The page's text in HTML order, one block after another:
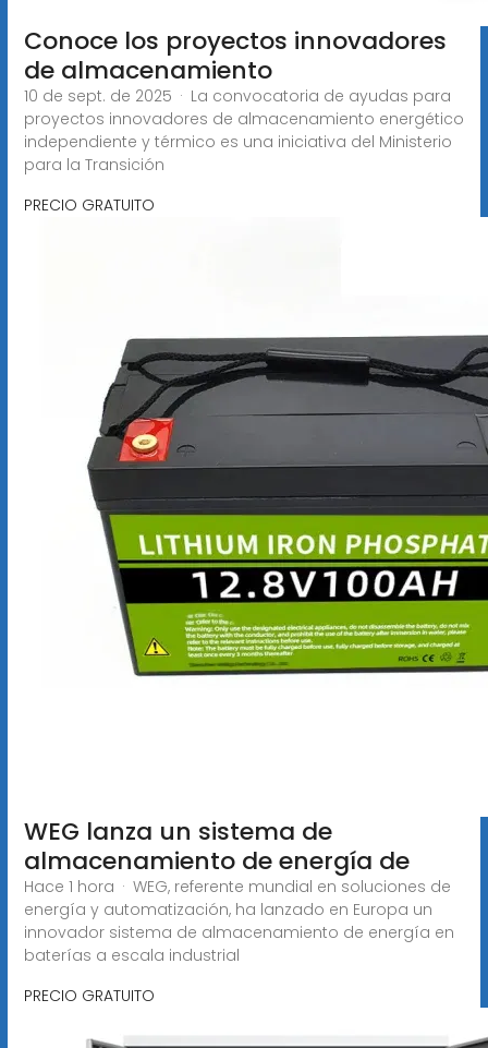
Conoce los proyectos innovadores
de almacenamiento
10 de sept. de 2025 · La convocatoria de ayudas para
proyectos innovadores de almacenamiento energético
independiente y térmico es una iniciativa del Ministerio
para la Transición
PRECIO GRATUITO
WEG lanza un sistema de
almacenamiento de energía de
Hace 1 hora · WEG, referente mundial en soluciones de
energía y automatización, ha lanzado en Europa un
innovador sistema de almacenamiento de energía en
baterías a escala industrial
PRECIO GRATUITO